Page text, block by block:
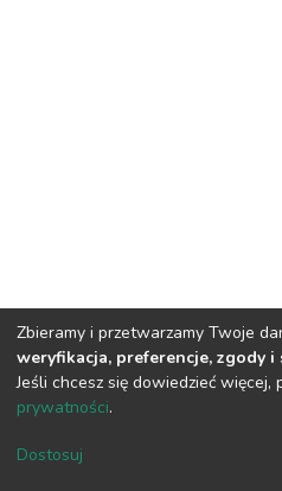
DSpace software
Zbieramy i przetwarzamy Twoje
weryfikacja, preferencje, zgody i
Jeśli chcesz się dowiedzieć więcej,
prywatności.
Dostosuj